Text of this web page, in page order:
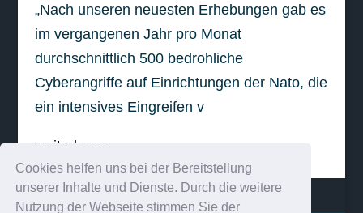
Cookies helfen uns bei der Bereitstellung
unserer Inhalte und Dienste. Durch die weitere
Nutzung der Webseite stimmen Sie der
„Nach unseren neuesten Erhebungen gab es
im vergangenen Jahr pro Monat
durchschnittlich 500 bedrohliche
Cyberangriffe auf Einrichtungen der Nato, die
ein intensives Eingreifen v
weiterlesen